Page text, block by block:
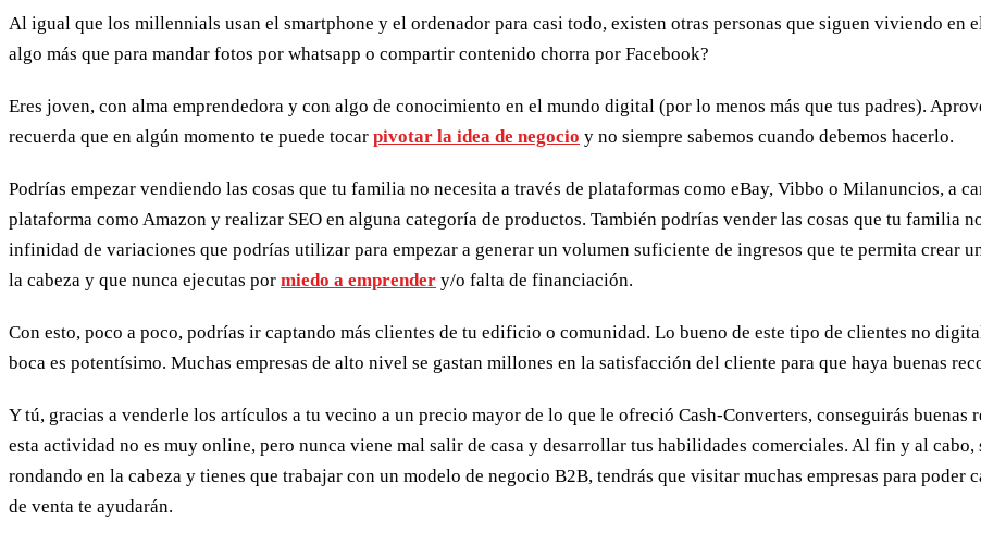
Al igual que los millennials usan el smartphone y el ordenador para casi todo, existen otras personas que siguen viviendo
algo más que para mandar fotos por whatsapp o compartir contenido chorra por Facebook?
Eres joven, con alma emprendedora y con algo de conocimiento en el mundo digital (por lo menos más que tus padres).
recuerda que en algún momento te puede tocar pivotar la idea de negocio y no siempre sabemos cuando debemos hacerlo.
Podrías empezar vendiendo las cosas que tu familia no necesita a través de plataformas como eBay, Vibbo o Milanuncios, a
plataforma como Amazon y realizar SEO en alguna categoría de productos. También podrías vender las cosas que tu familia
infinidad de variaciones que podrías utilizar para empezar a generar un volumen suficiente de ingresos que te permita crear
la cabeza y que nunca ejecutas por miedo a emprender y/o falta de financiación.
Con esto, poco a poco, podrías ir captando más clientes de tu edificio o comunidad. Lo bueno de este tipo de clientes no
boca es potentísimo. Muchas empresas de alto nivel se gastan millones en la satisfacción del cliente para que haya buenas
Y tú, gracias a venderle los artículos a tu vecino a un precio mayor de lo que le ofreció Cash-Converters, conseguirás
esta actividad no es muy online, pero nunca viene mal salir de casa y desarrollar tus habilidades comerciales. Al fin y al cabo,
rondando en la cabeza y tienes que trabajar con un modelo de negocio B2B, tendrás que visitar muchas empresas para
de venta te ayudarán.